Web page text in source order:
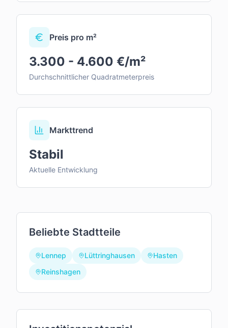
Preis pro m²
3.300 - 4.600 €/m²
Durchschnittlicher Quadratmeterpreis
Markttrend
Stabil
Aktuelle Entwicklung
Beliebte Stadtteile
Lennep Lüttringhausen
Hasten
Reinshagen